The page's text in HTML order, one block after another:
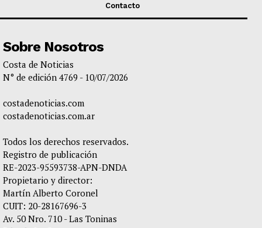
Contacto
Sobre Nosotros
Costa de Noticias
N° de edición 4769 - 10/07/2026
costadenoticias.com
costadenoticias.com.ar
Todos los derechos reservados.
Registro de publicación
RE-2023-95593738-APN-DNDA
Propietario y director:
Martín Alberto Coronel
CUIT: 20-28167696-3
Av. 50 Nro. 710 - Las Toninas